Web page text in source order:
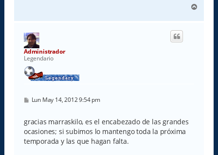
r
Administrador
Legendario
M
s
a
j
e
Lun May 14, 2012 9:54 pm
gracias marraskilo, es el encabezado de las grandes
ocasiones; si subimos lo mantengo toda la próxima
temporada y las que hagan falta.